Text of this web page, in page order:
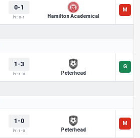
0-1
İY: 0-1 Hamilton Academical
1-3
İY: 1-0 Peterhead
1-0
İY: 1-0 Peterhead